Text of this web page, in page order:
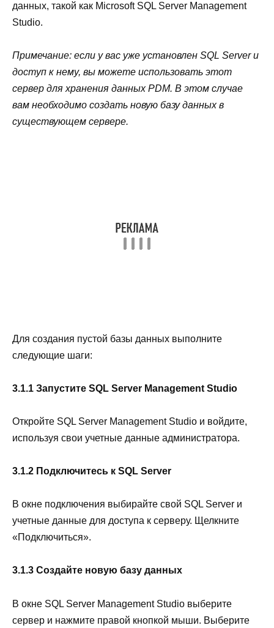
данных, такой как Microsoft SQL Server Management
Studio.
Примечание: если у вас уже установлен SQL Server и
доступ к нему, вы можете использовать этот
сервер для хранения данных PDM. В этом случае
вам необходимо создать новую базу данных в
существующем сервере.
Для создания пустой базы данных выполните
следующие шаги:
3.1.1 Запустите SQL Server Management Studio
Откройте SQL Server Management Studio и войдите,
используя свои учетные данные администратора.
3.1.2 Подключитесь к SQL Server
В окне подключения выбирайте свой SQL Server и
учетные данные для доступа к серверу. Щелкните
«Подключиться».
3.1.3 Создайте новую базу данных
В окне SQL Server Management Studio выберите
сервер и нажмите правой кнопкой мыши. Выберите